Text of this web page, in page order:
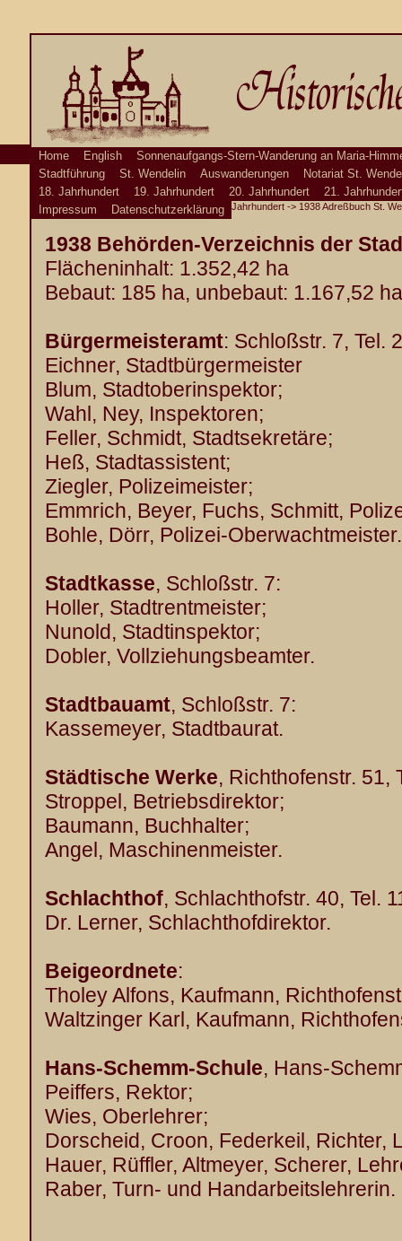
Home English
Sonnenaufgangs-Stern-Wanderung an Maria-
Stadtführung
St. Wendelin Auswanderungen
Notariat St.
18. Jahrhundert
19. Jahrhundert 20. Jahrhundert
21.
Impressum
Datenschutzerklärung Jahrhundert -> 1938 Adreßbuch St.
1938 Behörden-Verzeichnis der
Flächeninhalt: 1.352,42 ha
Bebaut: 185 ha, unbebaut: 1.167,52 ha
Bürgermeisteramt: Schloßstr. 7, Tel.
Eichner, Stadtbürgermeister
Blum, Stadtoberinspektor;
Wahl, Ney, Inspektoren;
Feller, Schmidt, Stadtsekretäre;
Heß, Stadtassistent;
Ziegler, Polizeimeister;
Emmrich, Beyer, Fuchs, Schmitt,
Bohle, Dörr, Polizei-Oberwachtmeister.
Stadtkasse, Schloßstr. 7:
Holler, Stadtrentmeister;
Nunold, Stadtinspektor;
Dobler, Vollziehungsbeamter.
Stadtbauamt, Schloßstr. 7:
Kassemeyer, Stadtbaurat.
Städtische Werke, Richthofenstr. 51,
Stroppel, Betriebsdirektor;
Baumann, Buchhalter;
Angel, Maschinenmeister.
Schlachthof, Schlachthofstr. 40, Tel.
Dr. Lerner, Schlachthofdirektor.
Beigeordnete:
Tholey Alfons, Kaufmann,
Waltzinger Karl, Kaufmann,
Hans-Schemm-Schule, Hans-
Peiffers, Rektor;
Wies, Oberlehrer;
Dorscheid, Croon, Federkeil, Richter,
Hauer, Rüffler, Altmeyer, Scherer,
Raber, Turn- und Handarbeitslehrerin.